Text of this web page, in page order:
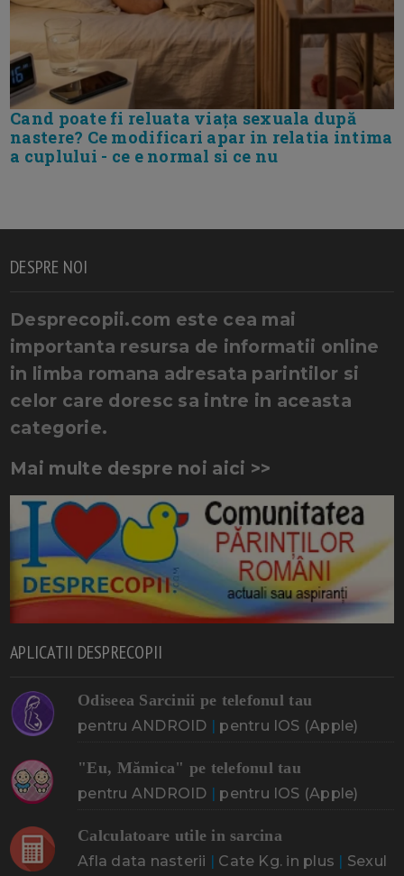
Cand poate fi reluata viața sexuala după
nastere? Ce modificari apar in relatia intima
a cuplului - ce e normal si ce nu
DESPRE NOI
Desprecopii.com este cea mai
importanta resursa de informatii online
in limba romana adresata parintilor si
celor care doresc sa intre in aceasta
categorie.
Mai multe despre noi aici >>
APLICATII DESPRECOPII
Odiseea Sarcinii pe telefonul tau
pentru ANDROID | pentru IOS (Apple)
"Eu, Mămica" pe telefonul tau
pentru ANDROID | pentru IOS (Apple)
Calculatoare utile in sarcina
Afla data nasterii | Cate Kg. in plus | Sexul